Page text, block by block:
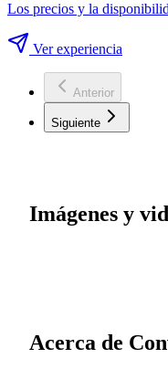
Los precios y la
Ver experiencia
Anterior
Siguiente
Imágenes y
Acerca de